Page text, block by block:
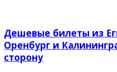
Дешевые билеты из
Оренбург и
сторону